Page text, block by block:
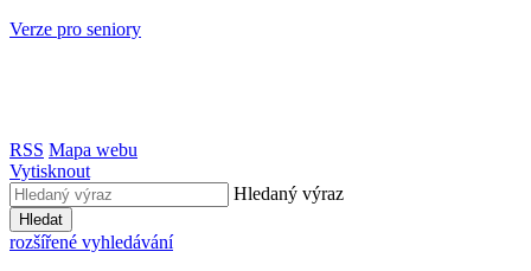
Verze pro seniory
RSS Mapa webu
Vytisknout
Hledaný výraz
Hledat
rozšířené vyhledávání